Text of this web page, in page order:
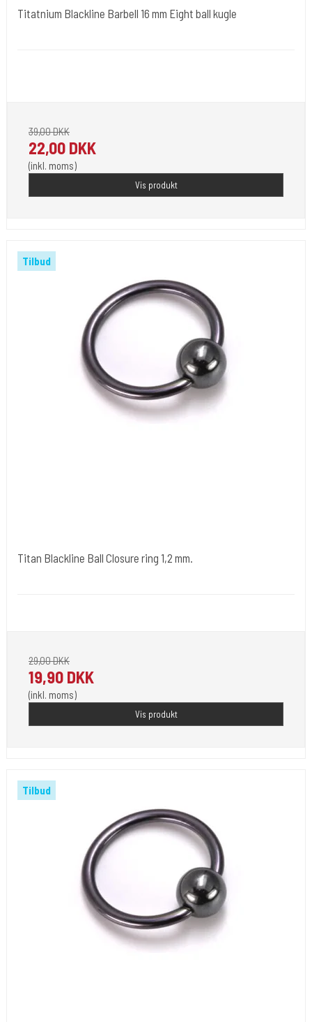
Titatnium Blackline Barbell 16 mm Eight ball kugle
39,00 DKK
22,00 DKK
(inkl. moms)
Vis produkt
Tilbud
Titan Blackline Ball Closure ring 1,2 mm.
29,00 DKK
19,90 DKK
(inkl. moms)
Vis produkt
Tilbud